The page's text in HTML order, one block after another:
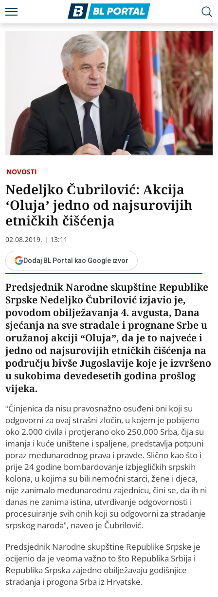
NOVOSTI
Nedeljko Čubrilović: Akcija
‘Oluja’ jedno od najsurovijih
etničkih čišćenja
02.08.2019. | 13:11
Dodaj BL Portal kao Google izvor
Predsjednik Narodne skupštine Republike
Srpske Nedeljko Čubrilović izjavio je,
povodom obilježavanja 4. avgusta, Dana
sjećanja na sve stradale i prognane Srbe u
oružanoj akciji “Oluja”, da je to najveće i
jedno od najsurovijih etničkih čišćenja na
području bivše Jugoslavije koje je izvršeno
u sukobima devedesetih godina prošlog
vijeka.
“Činjenica da nisu pravosnažno osuđeni oni koji su
odgovorni za ovaj strašni zločin, u kojem je pobijeno
oko 2.000 civila i protjerano oko 250.000 Srba, čija su
imanja i kuće uništene i spaljene, predstavlja potpuni
poraz međunarodnog prava i pravde. Slično kao što i
prije 24 godine bombardovanje izbjegličkih srpskih
kolona, u kojima su bili nemoćni starci, žene i djeca,
nije zanimalo međunarodnu zajednicu, čini se, da ih ni
danas ne zanima istina, utvrđivanje odgovornosti i
procesuiranje svih onih koji su odgovorni za stradanje
srpskog naroda”, naveo je Čubrilović.
Predsjednik Narodne skupštine Republike Srpske je
ocijenio da je veoma važno to što Republika Srbija i
Republika Srpska zajedno obilježavaju godišnjice
stradanja i progona Srba iz Hrvatske.